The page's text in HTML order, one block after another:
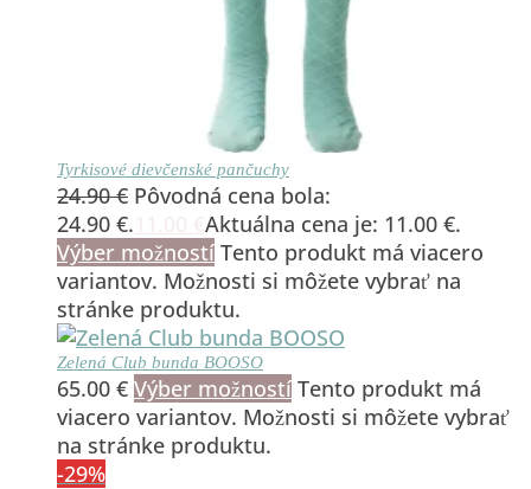
Tyrkisové dievčenské pančuchy
24.90€ Pôvodná cena bola:
24.90 €.
Aktuálna cena je: 11.00 €.
Výber možností Tento produkt má viacero
variantov. Možnosti si môžete vybrať na
stránke produktu.
Zelená Club bunda BOOSO
65.00 € Výber možností Tento produkt má
viacero variantov. Možnosti si môžete vybrať
na stránke produktu.
-29%